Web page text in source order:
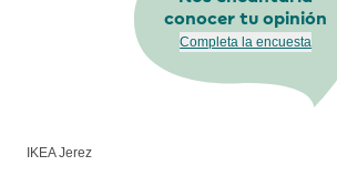
conocer tu opinión
Completa la encuesta
IKEA Jerez